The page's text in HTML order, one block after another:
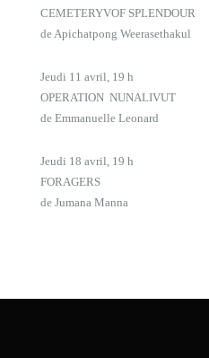
CEMETERYVOF SPLENDOUR
de Apichatpong Weerasethakul
Jeudi 11 avril, 19 h
OPERATION NUNALIVUT
de Emmanuelle Leonard
Jeudi 18 avril, 19 h
FORAGERS
de Jumana Manna